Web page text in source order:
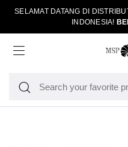
SELAMAT DATANG DI
INDONESIA!